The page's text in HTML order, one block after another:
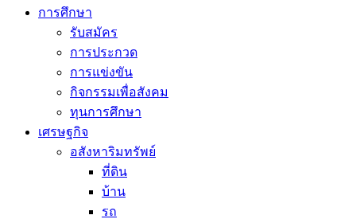
การศึกษา
รับสมัคร
การประกวด
การแข่งขัน
กิจกรรมเพื่อสังคม
ทุนการศึกษา
เศรษฐกิจ
อสังหาริมทรัพย์
ที่ดิน
บ้าน
รถ